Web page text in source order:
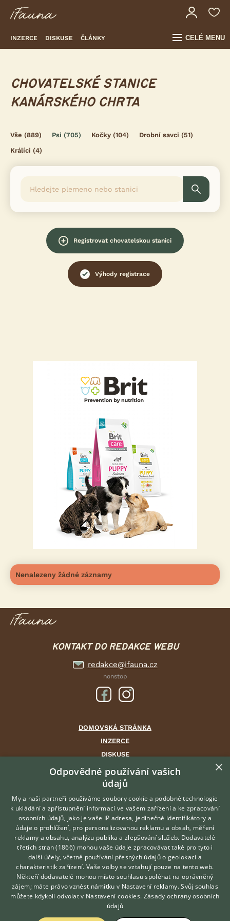
INZERCE DISKUSE ČLÁNKY CELÉ MENU
CHOVATELSKÉ STANICE
KANÁRSKÉHO CHRTA
Vše (889) Psi (705) Kočky (104) Drobní savci (51)
Králíci (4)
Registrovat chovatelskou stanici
Výhody registrace
Nenalezeny žádné záznamy
KONTAKT DO REDAKCE WEBU
redakce@ifauna.cz
nonstop
DOMOVSKÁ STRÁNKA
INZERCE
DISKUSE
ČLÁNKY
CHOVATELSKÉ STANICE
ATLAS
VÝBĚR VHODNÉHO PLEMENE
O nás
Kontakt
Možnosti zvýraznění inzerátů
Podmínky užití
Zpracování osobních údajů
Přihlášení
Hledáte zvířecího kamaráda?
Zdarma vám poradí
VETERINÁŘ ONLINE
KONZULTOVAT S
VETERINÁŘEM
×
Odpovědné používání vašich
údajů
My a naši partneři používáme soubory cookie a podobné technologie
k ukládání a zpřístupnění informací ve vašem zařízení a ke zpracování
osobních údajů, jako je vaše IP adresa, jedinečné identifikátory a
údaje o prohlížení, pro personalizovanou reklamu a obsah, měření
reklamy a obsahu, analýzu publika a zlepšování služeb. Dodavatelé
třetích stran (1866) mohou vaše údaje zpracovávat také pro tyto i
další účely, včetně používání přesných údajů o geolokaci a
charakteristik zařízení. Vaše volby se vztahují pouze na tento web.
Někteří dodavatelé mohou místo souhlasu spoléhat na oprávněný
zájem; máte právo vznést námitku v Nastavení reklamy. Svůj souhlas
můžete kdykoli odvolat v Nastavení cookies. Zásady ochrany osobních
údajů